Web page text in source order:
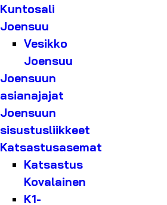
Kuntosali
Joensuu
Vesikko
Joensuu
Joensuun
asianajajat
Joensuun
sisustusliikkeet
Katsastusasemat
Katsastus
Kovalainen
K1-